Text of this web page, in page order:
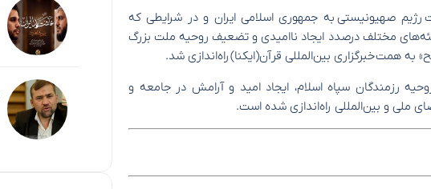
رژیم صهیونیستی به جمهوری اسلامی ایران و در شرایطی که
مختلف درصدد ایجاد ناامیدی و تضعیف روحیه ملت بزرگ
به همت خبرگزاری بین‌المللی قرآن(ایکنا) راه‌اندازی شد.
رزمندگان سپاه اسلام، ایجاد امید و آرامش در جامعه و
ملی و بین‌المللی راه‌اندازی شده است.